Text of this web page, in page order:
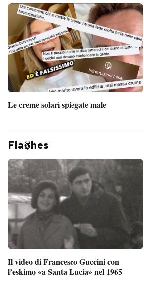
Le creme solari spiegate male
Fla hes
Il video di Francesco Guccini con
l’eskimo «a Santa Lucia» nel 1965